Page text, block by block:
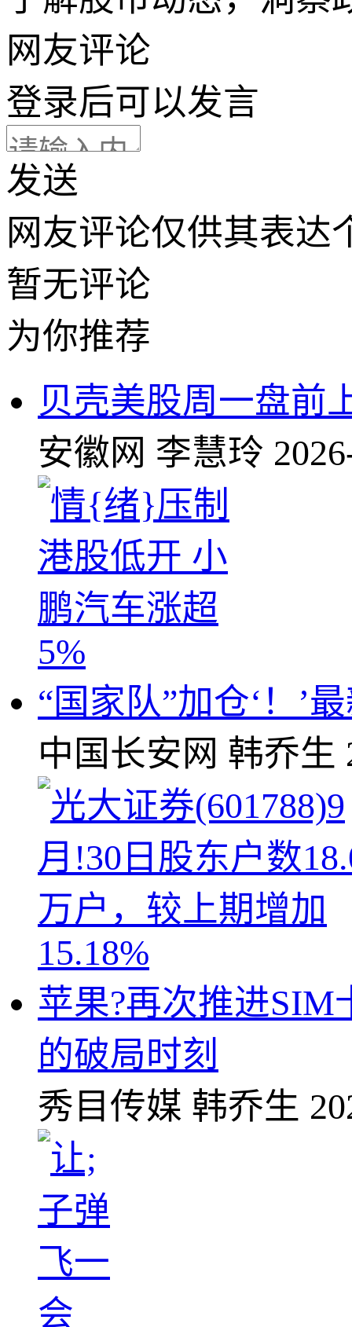
网友评论
登录后可以发言
发送
网友评论仅供其表达
暂无评论
为你推荐
贝壳美股周一盘前
安徽网 李慧玲
“国家队”加仓‘！’
中国长安网 韩乔生
苹果?再次推进SIM
的破局时刻
秀目传媒 韩乔生